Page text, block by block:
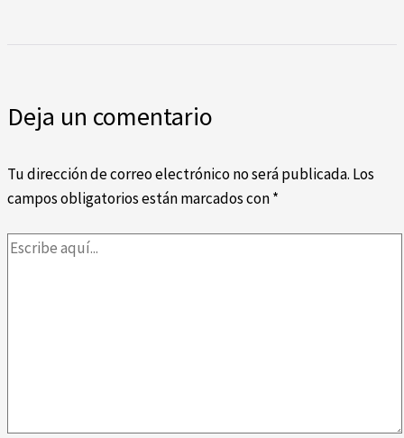
Deja un comentario
Tu dirección de correo electrónico no será publicada. Los
campos obligatorios están marcados con*
Escribe